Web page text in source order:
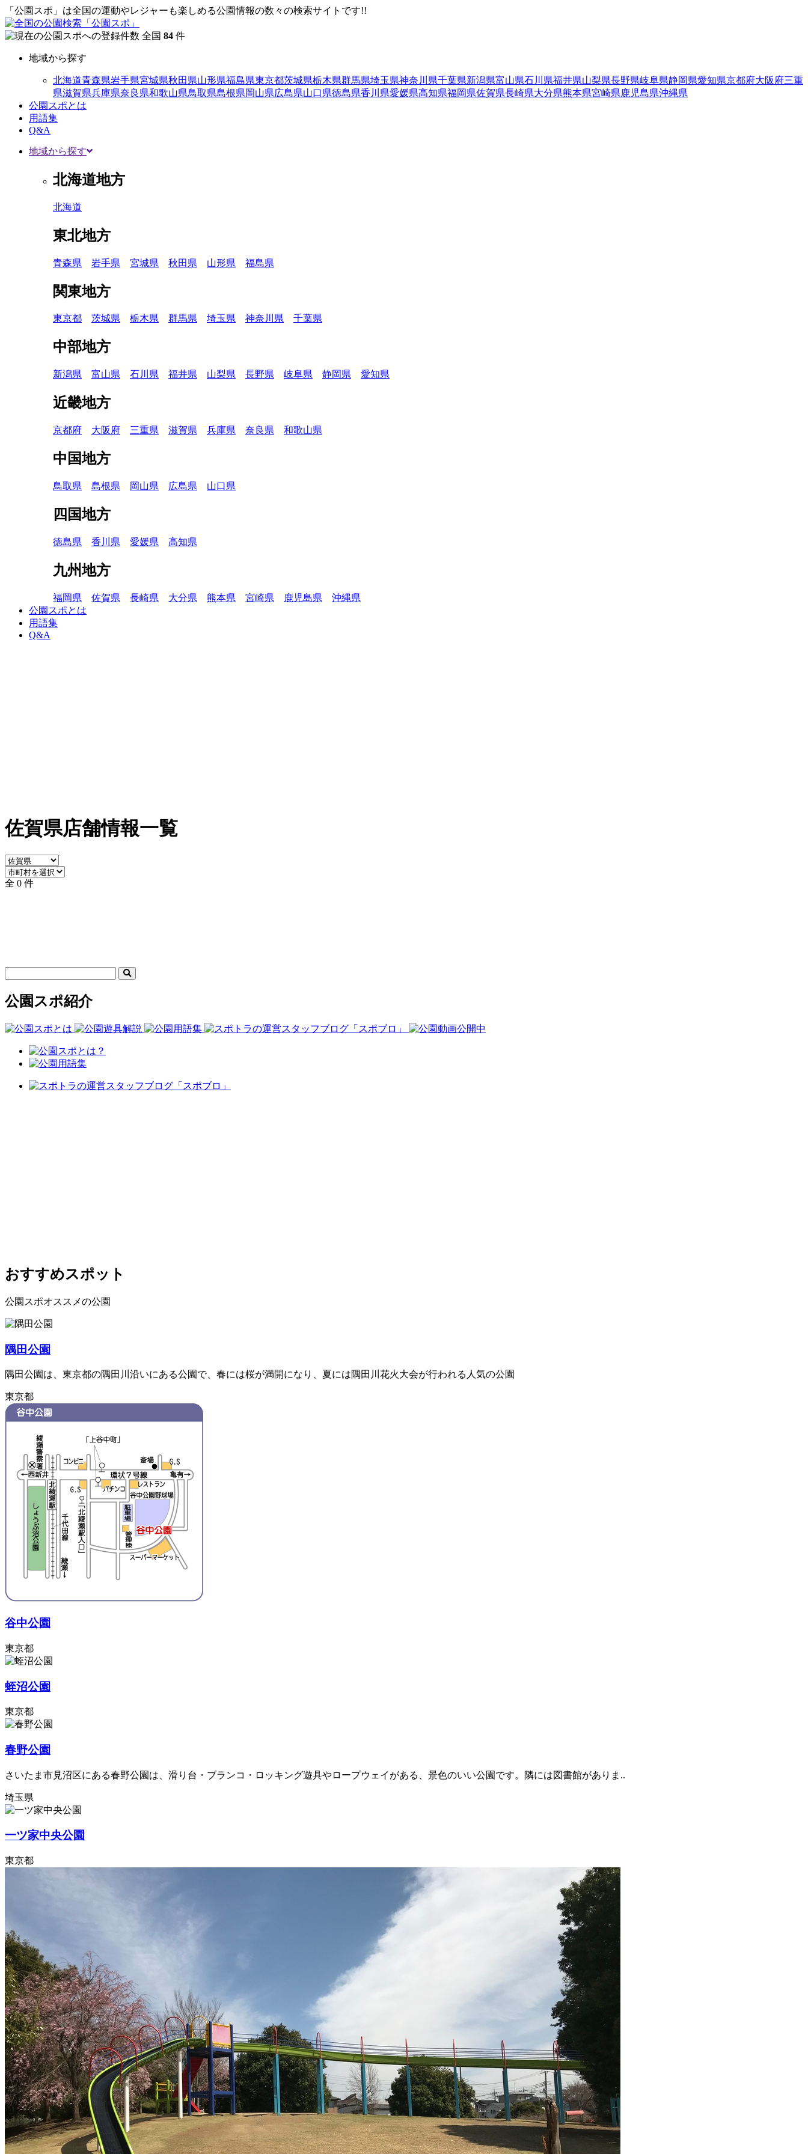
「公園スポ」は全国の運動やレジャーも楽しめる公園情報の数々の検索サイトです!!
全国 84 件
地域から探す
北海道青森県岩手県宮城県秋田県山形県福島県東京都茨城県栃木県群馬県埼玉県神奈川県千葉県新潟県富山県石川県福井県山梨県長野県岐阜県静岡県愛知県京都府大阪府三重
県滋賀県兵庫県奈良県和歌山県鳥取県島根県岡山県広島県山口県徳島県香川県愛媛県高知県福岡県佐賀県長崎県大分県熊本県宮崎県鹿児島県沖縄県
公園スポとは
用語集
Q&A
地域から探す
北海道地方
北海道
東北地方
青森県 岩手県 宮城県 秋田県 山形県 福島県
関東地方
東京都 茨城県 栃木県 群馬県 埼玉県 神奈川県 千葉県
中部地方
新潟県 富山県 石川県 福井県 山梨県 長野県 岐阜県 静岡県 愛知県
近畿地方
京都府 大阪府 三重県 滋賀県 兵庫県 奈良県 和歌山県
中国地方
鳥取県 島根県 岡山県 広島県 山口県
四国地方
徳島県 香川県 愛媛県 高知県
九州地方
福岡県 佐賀県 長崎県 大分県 熊本県 宮崎県 鹿児島県
沖縄県
公園スポとは
用語集
Q&A
佐賀県店舗情報一覧
全 0 件
公園スポ紹介
おすすめスポット
公園スポオススメの公園
隅田公園
隅田公園は、東京都の隅田川沿いにある公園で、春には桜が満開になり、夏には隅田川花火大会が行われる人気の公園
東京都
谷中公園
東京都
蛭沼公園
東京都
春野公園
さいたま市見沼区にある春野公園は、滑り台・ブランコ・ロッキング遊具やロープウェイがある、景色のいい公園です。隣には図書館がありま..
埼玉県
一ツ家中央公園
東京都